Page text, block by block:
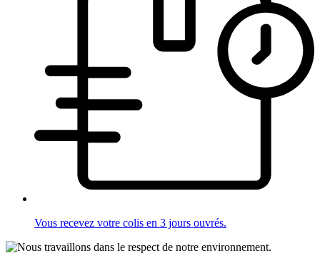
Vous recevez votre colis en 3 jours ouvrés.